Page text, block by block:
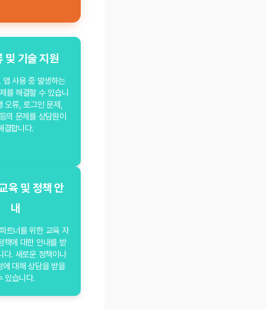
및 기술 지원
앱 사용 중 발생하는
를 해결할 수 있습니
오류, 로그인 문제,
의 문제를 상담원이
결합니다.
육 및 정책 안
내
트너를 위한 교육 자
책에 대한 안내를 받
다. 새로운 정책이나
에 대해 상담을 받을
있습니다.